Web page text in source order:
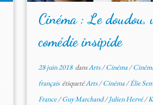
Cinéma : Le doudou,
comédie insipide
28 juin 2018dansArts/Cinéma/
français étiquetéArts/Cinéma/Élie
France/Guy Marchand/Julien Hervé/